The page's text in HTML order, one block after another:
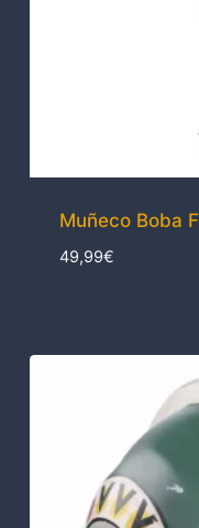
Muñeco Boba
49,99€